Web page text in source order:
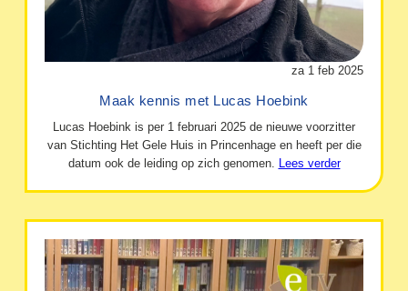
za 1 feb 2025
Maak kennis met Lucas Hoebink
Lucas Hoebink is per 1 februari 2025 de nieuwe voorzitter
van Stichting Het Gele Huis in Princenhage en heeft per die
datum ook de leiding op zich genomen. Lees verder